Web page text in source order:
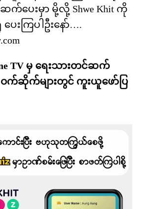
ပေးမှာ မို့လို့ Shwe Khit ကို
ေးကြပါဦးနော်….
TV မှ ရေးသားတင်ဆက်
ဝက်ဆိုက်များတွင် ကူးယူဖော်ပြ